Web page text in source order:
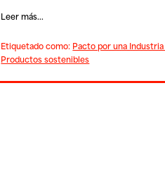
Leer más...
Etiquetado como: Pacto por una
Productos sostenibles